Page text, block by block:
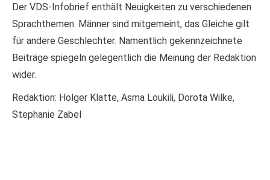
Der VDS-Infobrief enthält Neuigkeiten zu verschiedenen
Sprachthemen. Männer sind mitgemeint, das Gleiche gilt
für andere Geschlechter. Namentlich gekennzeichnete
Beiträge spiegeln gelegentlich die Meinung der Redaktion
wider.
Redaktion: Holger Klatte, Asma Loukili, Dorota Wilke,
Stephanie Zabel